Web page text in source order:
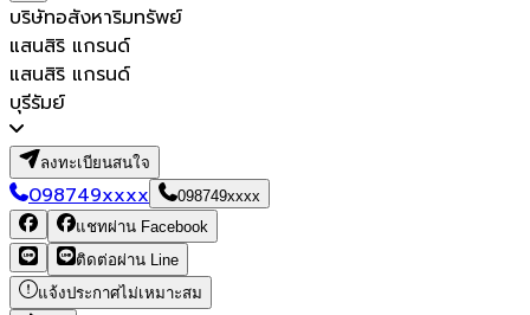
บริษัทอสังหาริมทรัพย์
แสนสิริ แกรนด์
แสนสิริ แกรนด์
บุรีรัมย์
ลงทะเบียนสนใจ
098749xxxx
098749xxxx
แชทผ่าน Facebook
ติดต่อผ่าน Line
แจ้งประกาศไม่เหมาะสม